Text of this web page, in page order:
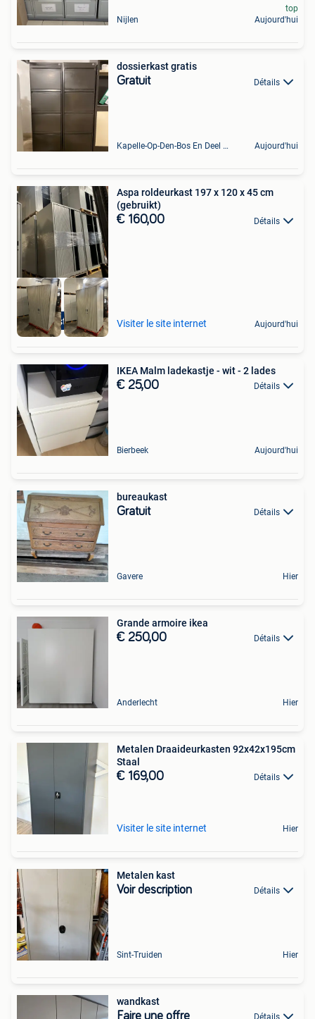
Nijlen
top
Aujourd'hui
dossierkast gratis
Gratuit Détails
Kapelle-Op-Den-Bos En Deel Van Zemst Aujourd'hui
20 stuks
Aspa roldeurkast 197 x 120 x 45 cm
(gebruikt)
€ 160,00 Détails
Visiter le site internet Aujourd'hui
IKEA Malm ladekastje - wit - 2 lades
€ 25,00 Détails
Bierbeek Aujourd'hui
bureaukast
Gratuit Détails
Gavere Hier
Grande armoire ikea
€ 250,00 Détails
Anderlecht Hier
Metalen Draaideurkasten 92x42x195cm
Staal
€ 169,00 Détails
Visiter le site internet Hier
Metalen kast
Voir description Détails
Sint-Truiden Hier
wandkast
Faire une offre Détails